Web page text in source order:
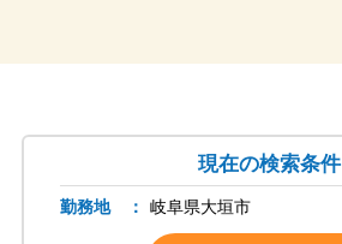
現在の検索条件
勤務地 ： 岐阜県大垣市